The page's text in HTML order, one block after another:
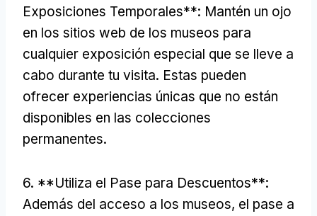
Exposiciones Temporales**: Mantén un ojo
en los sitios web de los museos para
cualquier exposición especial que se lleve a
cabo durante tu visita. Estas pueden
ofrecer experiencias únicas que no están
disponibles en las colecciones
permanentes.
6. **Utiliza el Pase para Descuentos**:
Además del acceso a los museos, el pase a